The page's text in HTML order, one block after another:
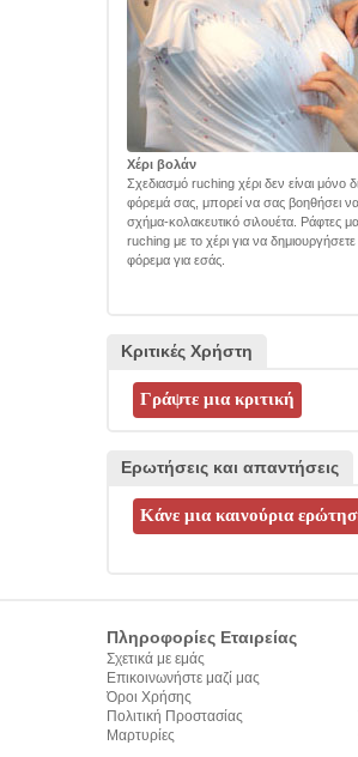
Χέρι βολάν
Σχεδιασμό ruching χέρι δεν είναι μόνο
φόρεμά σας, μπορεί να σας βοηθήσει
σχήμα-κολακευτικό σιλουέτα. Ράφτες
ruching με το χέρι για να
φόρεμα για εσάς.
Κριτικές Χρήστη
Ερωτήσεις και απαντήσεις
Πληροφορίες Εταιρείας
Σχετικά με εμάς
Επικοινωνήστε μαζί μας
Όροι Χρήσης
Πολιτική Προστασίας
Προσωπικών Δεδομένων
Μαρτυρίες